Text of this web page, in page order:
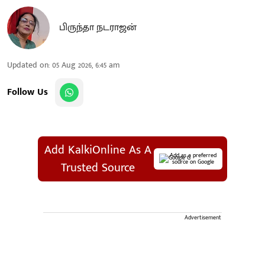
பிருந்தா நடராஜன்
Updated on:05 Aug 2026, 6:45 am
Follow Us
Add KalkiOnline As A
Trusted Source
Add as a preferred
source on Google
Advertisement